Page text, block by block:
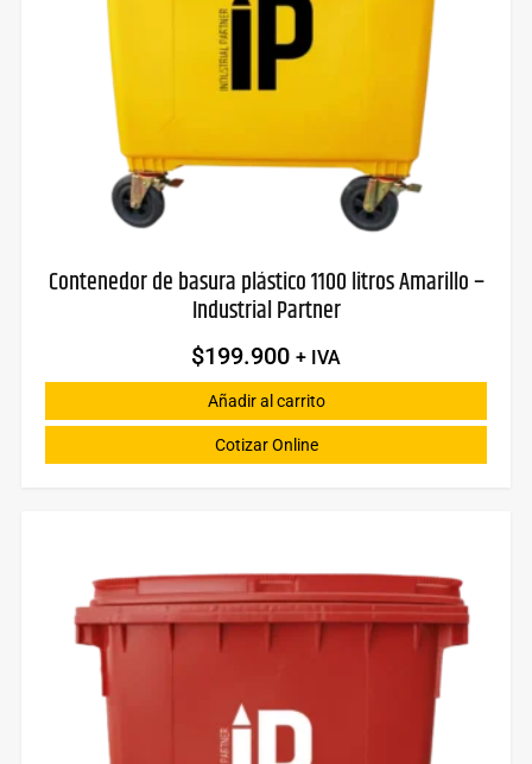
Contenedor de basura plástico 1100 litros Amarillo –
Industrial Partner
$199.900 + IVA
Añadir al carrito
Cotizar Online